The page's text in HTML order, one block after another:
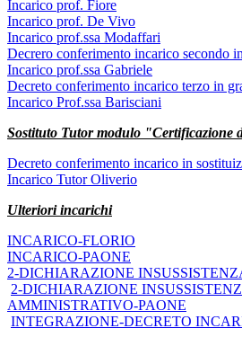
Incarico prof. Fiore
Incarico prof. De Vivo
Incarico prof.ssa Modaffari
Decrero conferimento incarico secondo
Incarico prof.ssa Gabriele
Decreto conferimento incarico terzo in
Incarico Prof.ssa Barisciani
Sostituto Tutor modulo "Certificazione
Decreto conferimento incarico in
Incarico Tutor Oliverio
Ulteriori incarichi
INCARICO-FLORIO
INCARICO-PAONE
2-DICHIARAZIONE
2-DICHIARAZIONE
AMMINISTRATIVO-PAONE
INTEGRAZIONE-DECRETO